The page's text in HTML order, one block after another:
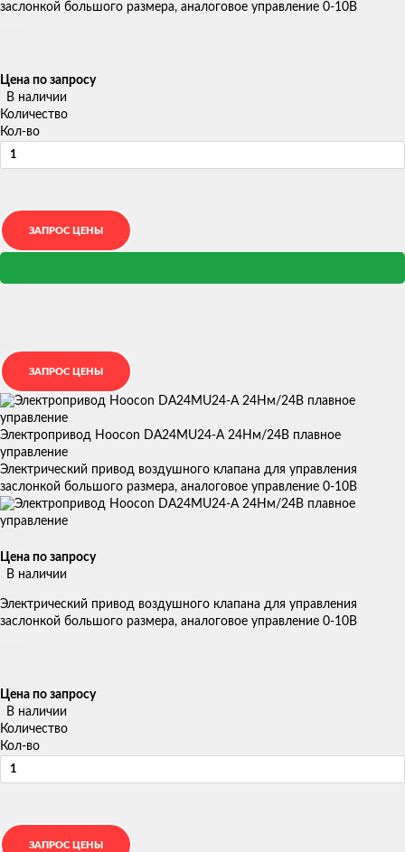
заслонкой большого размера, аналоговое управление 0-10В
Цена по запросу
В наличии
Количество
Кол-во
Электропривод Hoocon DA24MU24-A 24Нм/24В плавное
управление
Электрический привод воздушного клапана для управления
заслонкой большого размера, аналоговое управление 0-10В
Цена по запросу
В наличии
Электрический привод воздушного клапана для управления
заслонкой большого размера, аналоговое управление 0-10В
Цена по запросу
В наличии
Количество
Кол-во